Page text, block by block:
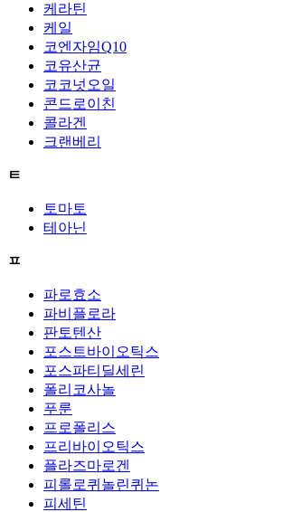
케라틴
케일
코엔자임Q10
코유산균
코코넛오일
콘드로이친
콜라겐
크랜베리
ㅌ
토마토
테아닌
ㅍ
파로효소
파비플로라
판토텐산
포스트바이오틱스
포스파티딜세린
폴리코사놀
푸룬
프로폴리스
프리바이오틱스
플라즈마로겐
피롤로퀴놀린퀴논
피세틴